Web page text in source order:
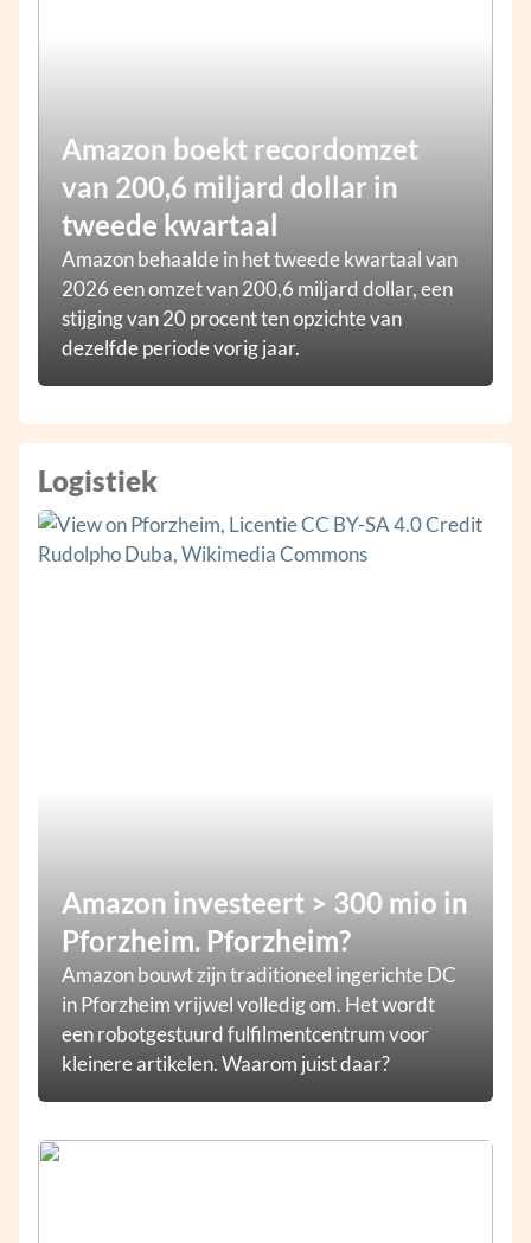
Amazon boekt recordomzet
van 200,6 miljard dollar in
tweede kwartaal
Amazon behaalde in het tweede kwartaal van
2026 een omzet van 200,6 miljard dollar, een
stijging van 20 procent ten opzichte van
dezelfde periode vorig jaar.
Logistiek
Amazon investeert > 300 mio in
Pforzheim. Pforzheim?
Amazon bouwt zijn traditioneel ingerichte DC
in Pforzheim vrijwel volledig om. Het wordt
een robotgestuurd fulfilmentcentrum voor
kleinere artikelen. Waarom juist daar?